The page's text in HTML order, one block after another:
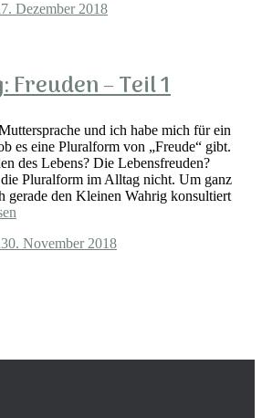
7. Dezember 2018
– Teil 1
und ich habe mich für ein
es eine Pluralform von „Freude“ gibt.
des Lebens? Die Lebensfreuden?
Pluralform im Alltag nicht. Um ganz
gerade den Kleinen Wahrig konsultiert
30. November 2018